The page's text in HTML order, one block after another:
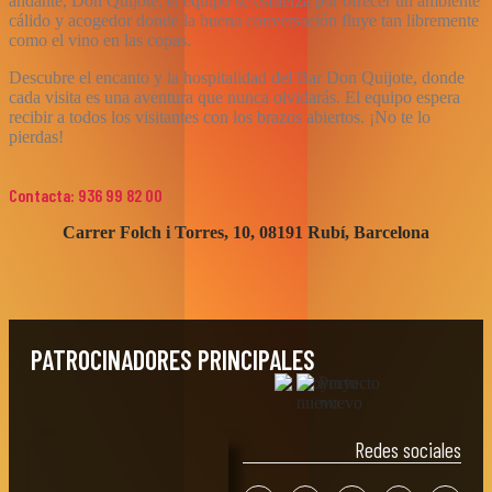
cálido y acogedor donde la buena conversación fluye tan libremente
como el vino en las copas.
Descubre el encanto y la hospitalidad del Bar Don Quijote, donde
cada visita es una aventura que nunca olvidarás. El equipo espera
recibir a todos los visitantes con los brazos abiertos. ¡No te lo
pierdas!
Contacta: 936 99 82 00
Carrer Folch i Torres, 10, 08191 Rubí, Barcelona
PATROCINADORES PRINCIPALES
Redes sociales